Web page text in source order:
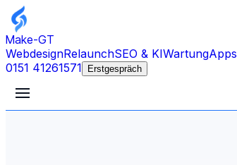
Make-GT
WebdesignRelaunchSEO & KIWartungApps
0151 41261571
Erstgespräch